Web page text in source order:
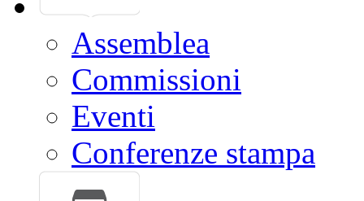
Assemblea
Commissioni
Eventi
Conferenze stampa